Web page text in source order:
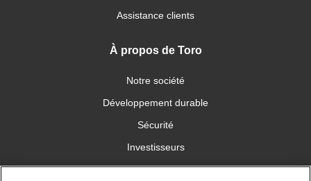
Assistance clients
À propos de Toro
Notre société
Développement durable
Sécurité
Investisseurs
Carrières